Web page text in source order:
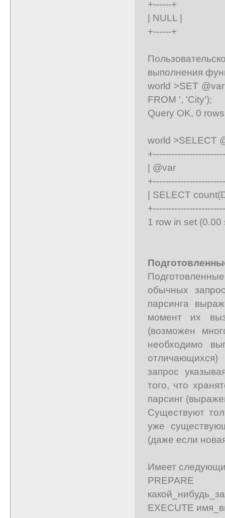
+------+
| NULL |
+------+
выполнения
world >SET
FROM ', 'City');
Query OK, 0
world >SELECT
|
| SELECT
1 row in set (0.00
обычных
парсинга
момент их
(возможен
необходимо
отличающихся)
запрос
того, что
парсинг
Существуют
уже
(даже если
Имеет
PREPARE
EXECUTE